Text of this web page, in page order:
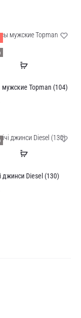
Читати
Topman (104)
Читати
джинси Diesel (130)